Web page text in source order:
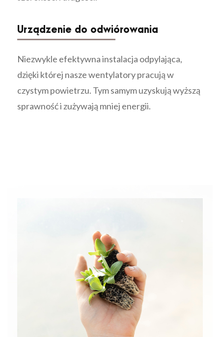
Urządzenie do odwiórowania
Niezwykle efektywna instalacja odpylająca,
dzięki której nasze wentylatory pracują w
czystym powietrzu. Tym samym uzyskują wyższą
sprawność i zużywają mniej energii.